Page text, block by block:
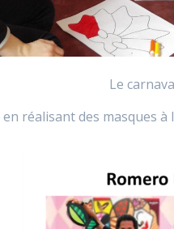
Le
réalisant des masques